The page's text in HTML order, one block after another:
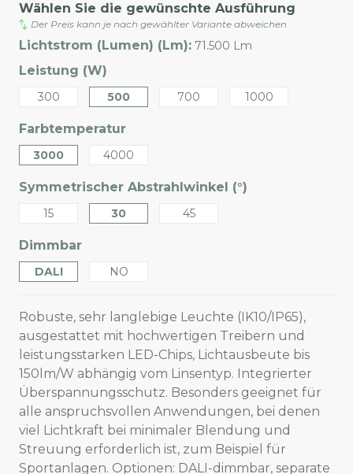
Wählen Sie die gewünschte Ausführung
Der Preis kann je nach gewählter Variante abweichen
Lichtstrom (Lumen) (Lm): 71.500 Lm
Leistung (W)
300 500 700 1000
Farbtemperatur
3000 4000
Symmetrischer Abstrahlwinkel (°)
15 30 45
Dimmbar
DALI NO
Robuste, sehr langlebige Leuchte (IK10/IP65),
ausgestattet mit hochwertigen Treibern und
leistungsstarken LED-Chips, Lichtausbeute bis
150lm/W abhängig vom Linsentyp. Integrierter
Überspannungsschutz. Besonders geeignet für
alle anspruchsvollen Anwendungen, bei denen
viel Lichtkraft bei minimaler Blendung und
Streuung erforderlich ist, zum Beispiel für
Sportanlagen. Optionen: DALI-dimmbar, separate